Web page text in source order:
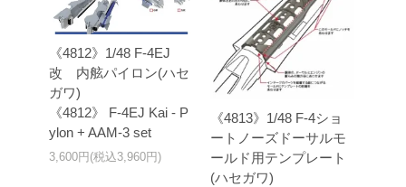
《4812》1/48 F-4EJ
改 内舷パイロン(ハセ
ガワ)
《4812》 F-4EJ Kai - P
ylon + AAM-3 set
3,600円(税込3,960円)
《4813》1/48 F-4ショ
ートノーズドーサルモ
ールド用テンプレート
(ハセガワ)